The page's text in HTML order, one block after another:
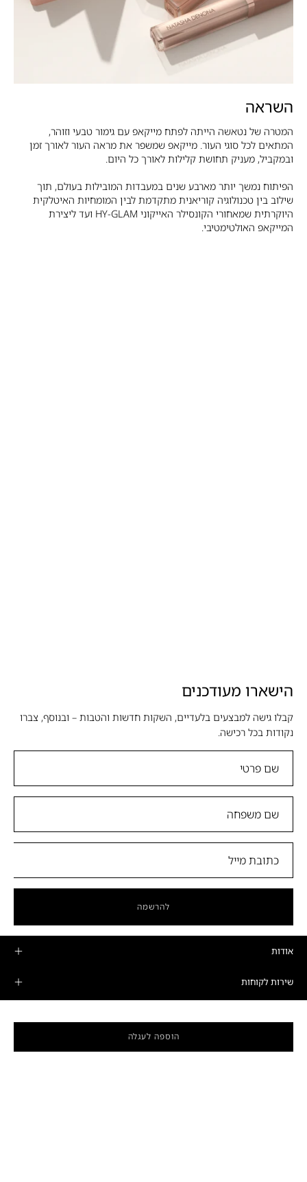
הוספה לעגלה
השראה
המטרה של נטאשה הייתה לפתח מייקאפ עם גימור טבעי וזוהר,
המתאים לכל סוגי העור. מייקאפ שמשפר את מראה העור לאורך זמן
ובמקביל, מעניק תחושת קלילות לאורך כל היום.
הפיתוח נמשך יותר מארבע שנים במעבדות המובילות בעולם, תוך
שילוב בין טכנולוגיה קוריאנית מתקדמת לבין המומחיות האיטלקית
היוקרתית שמאחורי הקונסילר האייקוני HY-GLAM ועד ליצירת
המייקאפ האולטימטיבי.
הישארו מעודכנים
קבלו גישה למבצעים בלעדיים, השקות חדשות והטבות – ובנוסף, צברו
נקודות בכל רכישה.
להרשמה
אודות
שירות לקוחות